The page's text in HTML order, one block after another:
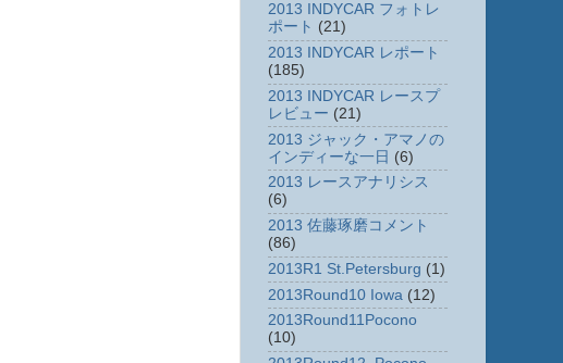
2013 INDYCAR フォトレ
ポート (21)
2013 INDYCAR レポート
(185)
2013 INDYCAR レースプ
レビュー (21)
2013 ジャック・アマノの
インディーな一日 (6)
2013 レースアナリシス
(6)
2013 佐藤琢磨コメント
(86)
2013R1 St.Petersburg (1)
2013Round10 Iowa (12)
2013Round11Pocono
(10)